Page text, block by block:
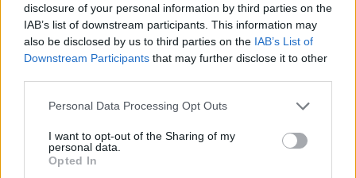
disclosure of your personal information by third parties on the
IAB’s list of downstream participants. This information may
also be disclosed by us to third parties on the IAB’s List of
Downstream Participants that may further disclose it to other
Personal Data Processing Opt Outs
I want to opt-out of the Sharing of my
personal data.
Opted In
έγκαιρης διάγνωσης, καλλιεργείται μια πραγματική
κουλτούρα πρόληψης στους συμπολίτες μας. Στην
AstraZeneca πιστεύουμε βαθιά στην οριστική
μετάβαση από ένα σύστημα "διαχείρισης της
ασθένειας" σε ένα ολοκληρωμένο και βιώσιμο
την πρόληψη ως μία ζωτική, εμπροσθοβαρή
επένδυση που συμβάλλει στη βιωσιμότητα του